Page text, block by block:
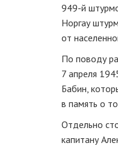
949-й
Норгау
от
По поводу
7 апреля
Бабин,
в память о
Отдельно
капитану